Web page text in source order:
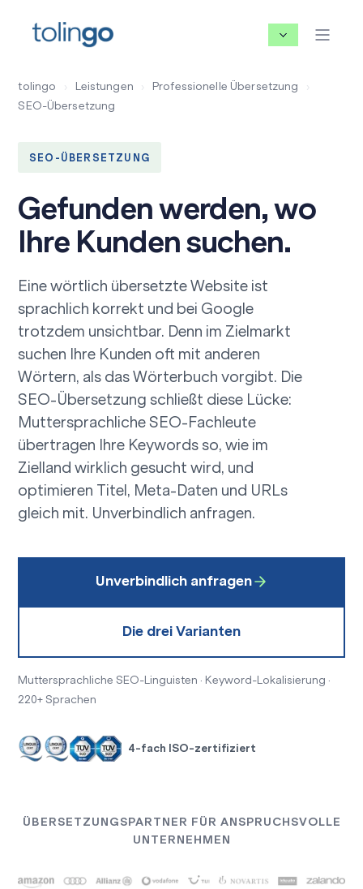
tolingo › Leistungen › Professionelle Übersetzung
›
SEO-Übersetzung
SEO-ÜBERSETZUNG
Gefunden werden, wo
Ihre Kunden suchen.
Eine wörtlich übersetzte Website ist
sprachlich korrekt und bei Google
trotzdem unsichtbar. Denn im Zielmarkt
suchen Ihre Kunden oft mit anderen
Wörtern, als das Wörterbuch vorgibt. Die
SEO-Übersetzung schließt diese Lücke:
Muttersprachliche SEO-Fachleute
übertragen Ihre Keywords so, wie im
Zielland wirklich gesucht wird, und
optimieren Titel, Meta-Daten und URLs
gleich mit. Unverbindlich anfragen.
Unverbindlich anfragen
Die drei Varianten
Muttersprachliche SEO-Linguisten · Keyword-Lokalisierung ·
220+ Sprachen
4-fach ISO-zertifiziert
ÜBERSETZUNGSPARTNER FÜR ANSPRUCHSVOLLE
UNTERNEHMEN